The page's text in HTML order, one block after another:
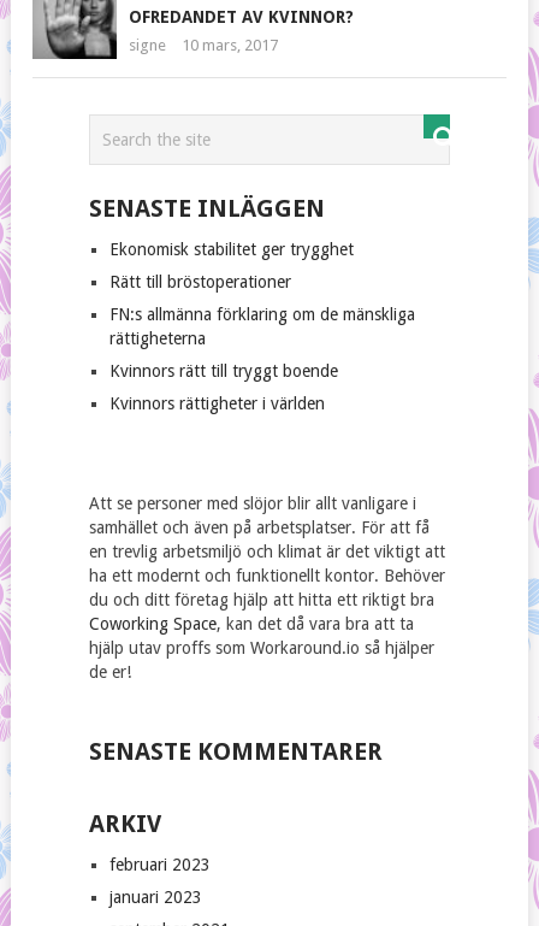
OFREDANDET AV KVINNOR?
signe 10 mars, 2017
SENASTE INLÄGGEN
Ekonomisk stabilitet ger trygghet
Rätt till bröstoperationer
FN:s allmänna förklaring om de mänskliga
rättigheterna
Kvinnors rätt till tryggt boende
Kvinnors rättigheter i världen
Att se personer med slöjor blir allt vanligare i
samhället och även på arbetsplatser. För att få
en trevlig arbetsmiljö och klimat är det viktigt att
ha ett modernt och funktionellt kontor. Behöver
du och ditt företag hjälp att hitta ett riktigt bra
Coworking Space, kan det då vara bra att ta
hjälp utav proffs som Workaround.io så hjälper
de er!
SENASTE KOMMENTARER
ARKIV
februari 2023
januari 2023